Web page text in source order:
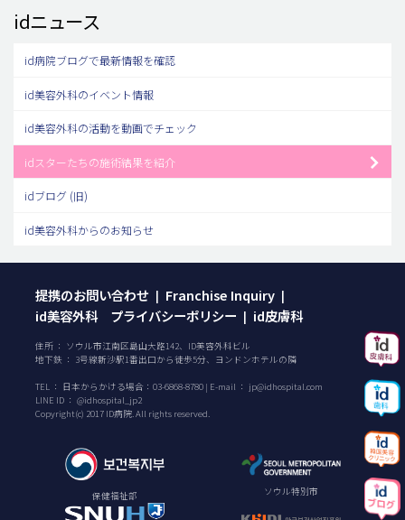
idニュース
id病院ブログで最新情報を確認
id美容外科のイベント情報
id美容外科の活動を動画でチェック
idスターたちの施術結果を紹介
idブログ (旧)
id美容外科からのお知らせ
提携のお問い合わせ | Franchise Inquiry |
id美容外科 プライバシーポリシー | id皮膚科
住所 ： ソウル市江南区島山大路142、ID美容外科ビル
地下鉄 ： 3号線新沙駅1番出口から徒歩5分、ヨンドンホテルの隣
TEL ： 日本からかける場合： 03-6868-8780 | E-mail ： jp@idhospital.com
LINE ID ： @idhospital_jp2
Copyright(c) 2017 ID病院. All rights reserved.
保健福祉部 ソウル特別市